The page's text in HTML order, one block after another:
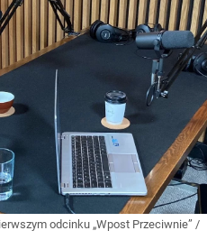
odcinku „Wpost Przeciwnie” /